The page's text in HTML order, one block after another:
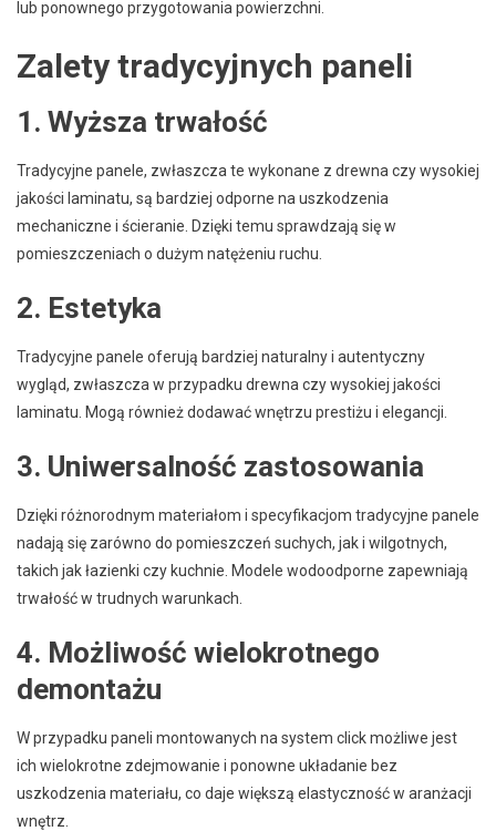
lub ponownego przygotowania powierzchni.
Zalety tradycyjnych paneli
1. Wyższa trwałość
Tradycyjne panele, zwłaszcza te wykonane z drewna czy wysokiej
jakości laminatu, są bardziej odporne na uszkodzenia
mechaniczne i ścieranie. Dzięki temu sprawdzają się w
pomieszczeniach o dużym natężeniu ruchu.
2. Estetyka
Tradycyjne panele oferują bardziej naturalny i autentyczny
wygląd, zwłaszcza w przypadku drewna czy wysokiej jakości
laminatu. Mogą również dodawać wnętrzu prestiżu i elegancji.
3. Uniwersalność zastosowania
Dzięki różnorodnym materiałom i specyfikacjom tradycyjne panele
nadają się zarówno do pomieszczeń suchych, jak i wilgotnych,
takich jak łazienki czy kuchnie. Modele wodoodporne zapewniają
trwałość w trudnych warunkach.
4. Możliwość wielokrotnego
demontażu
W przypadku paneli montowanych na system click możliwe jest
ich wielokrotne zdejmowanie i ponowne układanie bez
uszkodzenia materiału, co daje większą elastyczność w aranżacji
wnętrz.